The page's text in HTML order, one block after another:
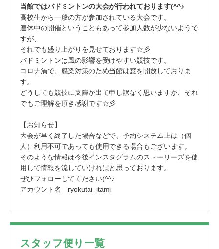
当館ではバドミントンの大会が行われております(^^♪
高校生から一般の方が参加されている大会です。
連休中の開催ということもあって参加人数が少ないようで
すが、
それでも盛り上がりを見せております☆彡
バドミントンは風の影響を受けやすい競技です。
コロナ渦で、感染対策のため当館は窓を開放しておりま
す。
どうしても競技に支障が出て申し訳なく思いますが、それ
でもご理解を頂き感謝です☆彡
【お知らせ】
大会が早く終了した場合などで、予約システム上は（個
人）利用不可であっても使用できる場合もございます。
そのような情報は今後インスタグラムのストーリーズを使
用して情報を流していければと思っております。
ぜひフォローしてください(^^♪
アカウント名 ryokutai_itami
スタッフ便り一覧